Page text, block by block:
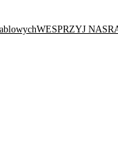
WESPRZYJ NAS